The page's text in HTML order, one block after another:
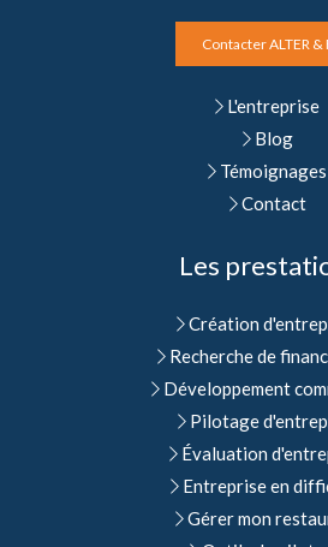
Contacter ALTER &
L'entreprise
Blog
Témoignages
Contact
Les
Création
Recherche de
Développement
Pilotage
Évaluation
Entreprise en
Gérer mon